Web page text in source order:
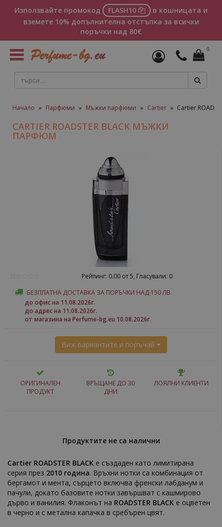
Използвайте промокод FLASH10
в кошницата и
вземете 10% допълнителна отстъпка за всички
поръчки над 80€
Toggle
navigation
0
Начало » Парфюми » Мъжки парфюми » Cartier » Cartier
CARTIER ROADSTER BLACK МЪЖКИ
ПАРФЮМ
Рейтинг: 0.00 от 5, Гласували: 0
БЕЗПЛАТНА ДОСТАВКА ЗА ПОРЪЧКИ НАД 150 ЛВ.
до офис на 11.08.2026г.
до адрес на 11.08.2026г.
от магазина на Perfume-bg.eu 10.08.2026г.
Виж вариантите и поръчай
ОРИГИНАЛЕН
ПРОДУКТ
ВРЪЩАНЕ ДО 30
ДНИ
ЛОЯЛНИ КЛИЕНТИ
Продуктите не са налични
Cartier ROADSTER BLACK е създаден като лимитирана
серия през 2010 година. Връхни нотки са комбинация от
бергамот и мента, сърцето включва френски лабданум и
пачули, докато базовите нотки завършват с кашмирово
дърво и ванилия. Флаконът на ROADSTER BLACK е оцветен
в черно и с метална капачка в сребърен цвят.